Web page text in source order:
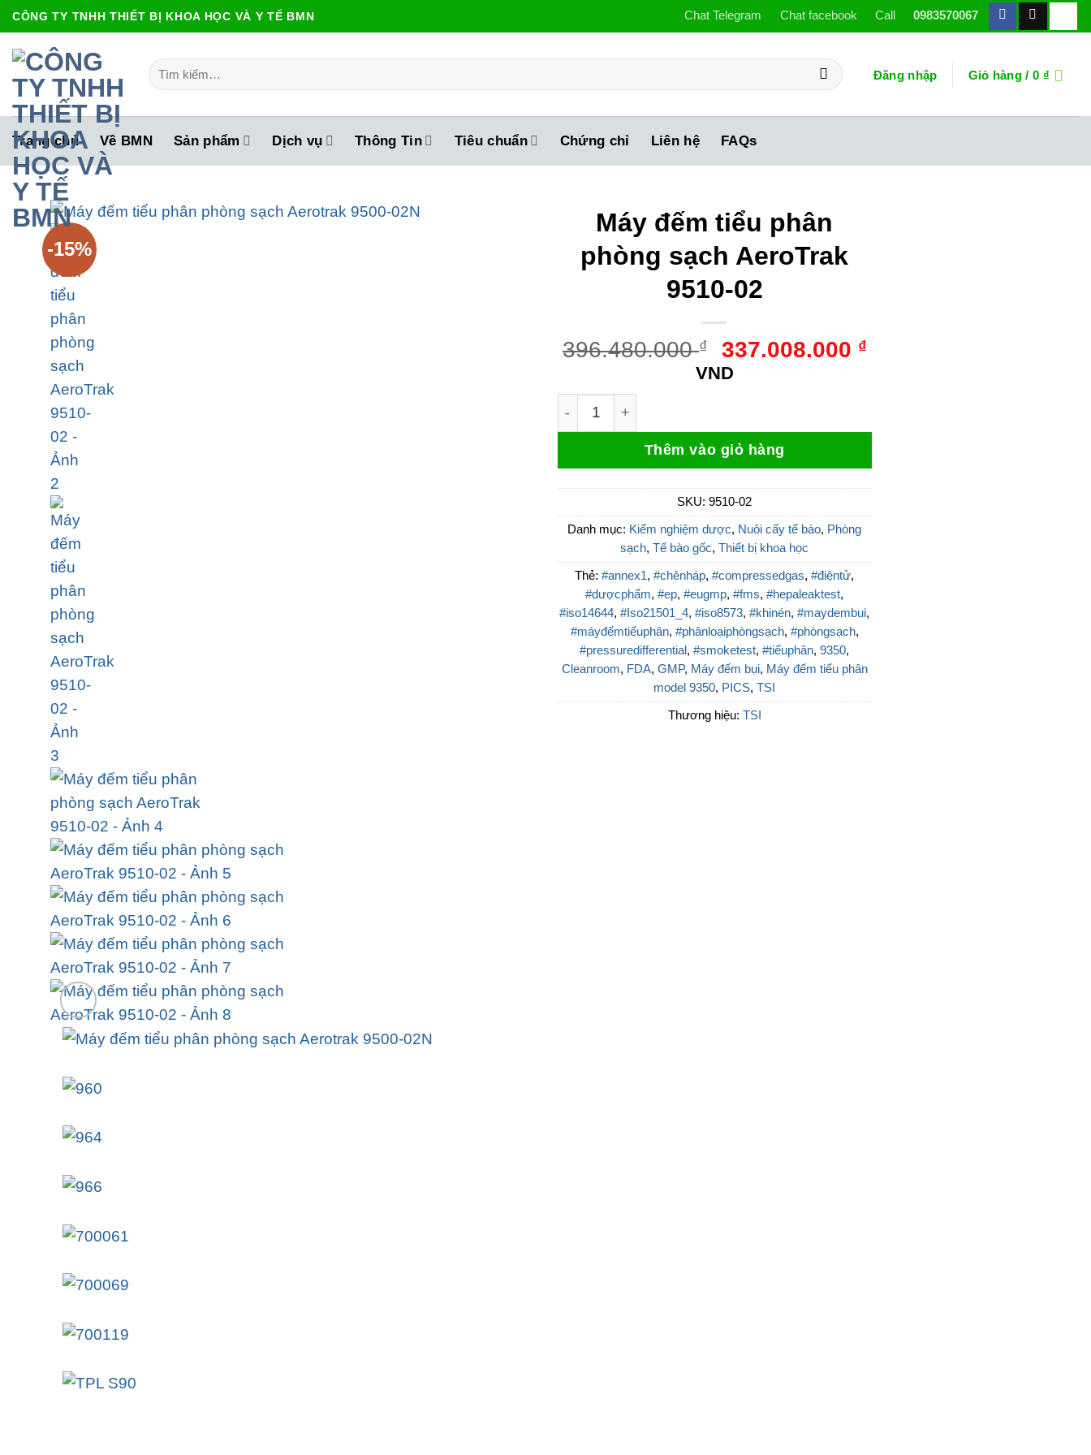
Bỏ
qua
nội
dung
CÔNG TY TNHH THIẾT BỊ KHOA HỌC VÀ Y TẾ BMN Chat Telegram Chat facebook Call 0983570067
Tìm
kiếm:
Đăng nhập Giỏ hàng / 0 ₫
Trang chủ Về BMN Sản phẩm Dịch vụ Thông Tin Tiêu chuẩn Chứng chỉ Liên hệ FAQs
-15%
Máy đếm tiểu phân
phòng sạch AeroTrak
9510-02
396.480.000₫
Giá
gốc
337.008.000 ₫Giá
337.008.000 ₫.
VND
Máy đếm tiểu phân phòng sạch AeroTrak 9510-02 số lượng
Thêm vào giỏ hàng
SKU:9510-02
Danh mục: Kiểm nghiệm dược, Nuôi cấy tế bào, Phòng
sạch,Tế bào gốc,Thiết bị khoa học
Thẻ:#annex1,#chênháp,#compressedgas,#điệntử,
#dượcphẩm,#ep,#eugmp,#fms,#hepaleaktest,
#iso14644,#Iso21501_4,#iso8573,#khinén,#maydembui,
#máyđếmtiểuphân, #phânloạiphòngsạch, #phòngsạch,
#pressuredifferential ,#smoketest,#tiểuphân,9350,
Cleanroom, FDA, GMP, Máy đếm bụi, Máy đếm tiểu phân
model 9350, PICS,TSI
Thương hiệu: TSI